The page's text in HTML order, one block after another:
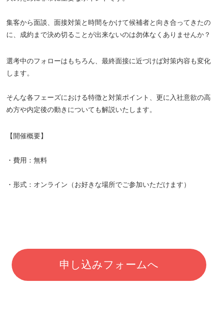
集客から面談、面接対策と時間をかけて候補者と向き合ってきたの
に、成約まで決め切ることが出来ないのは勿体なくありませんか？
選考中のフォローはもちろん、最終面接に近づけば対策内容も変化
します。
そんな各フェーズにおける特徴と対策ポイント、更に入社意欲の高
め方や内定後の動きについても解説いたします。
【開催概要】
・費用：無料
・形式：オンライン（お好きな場所でご参加いただけます）
申し込みフォームへ